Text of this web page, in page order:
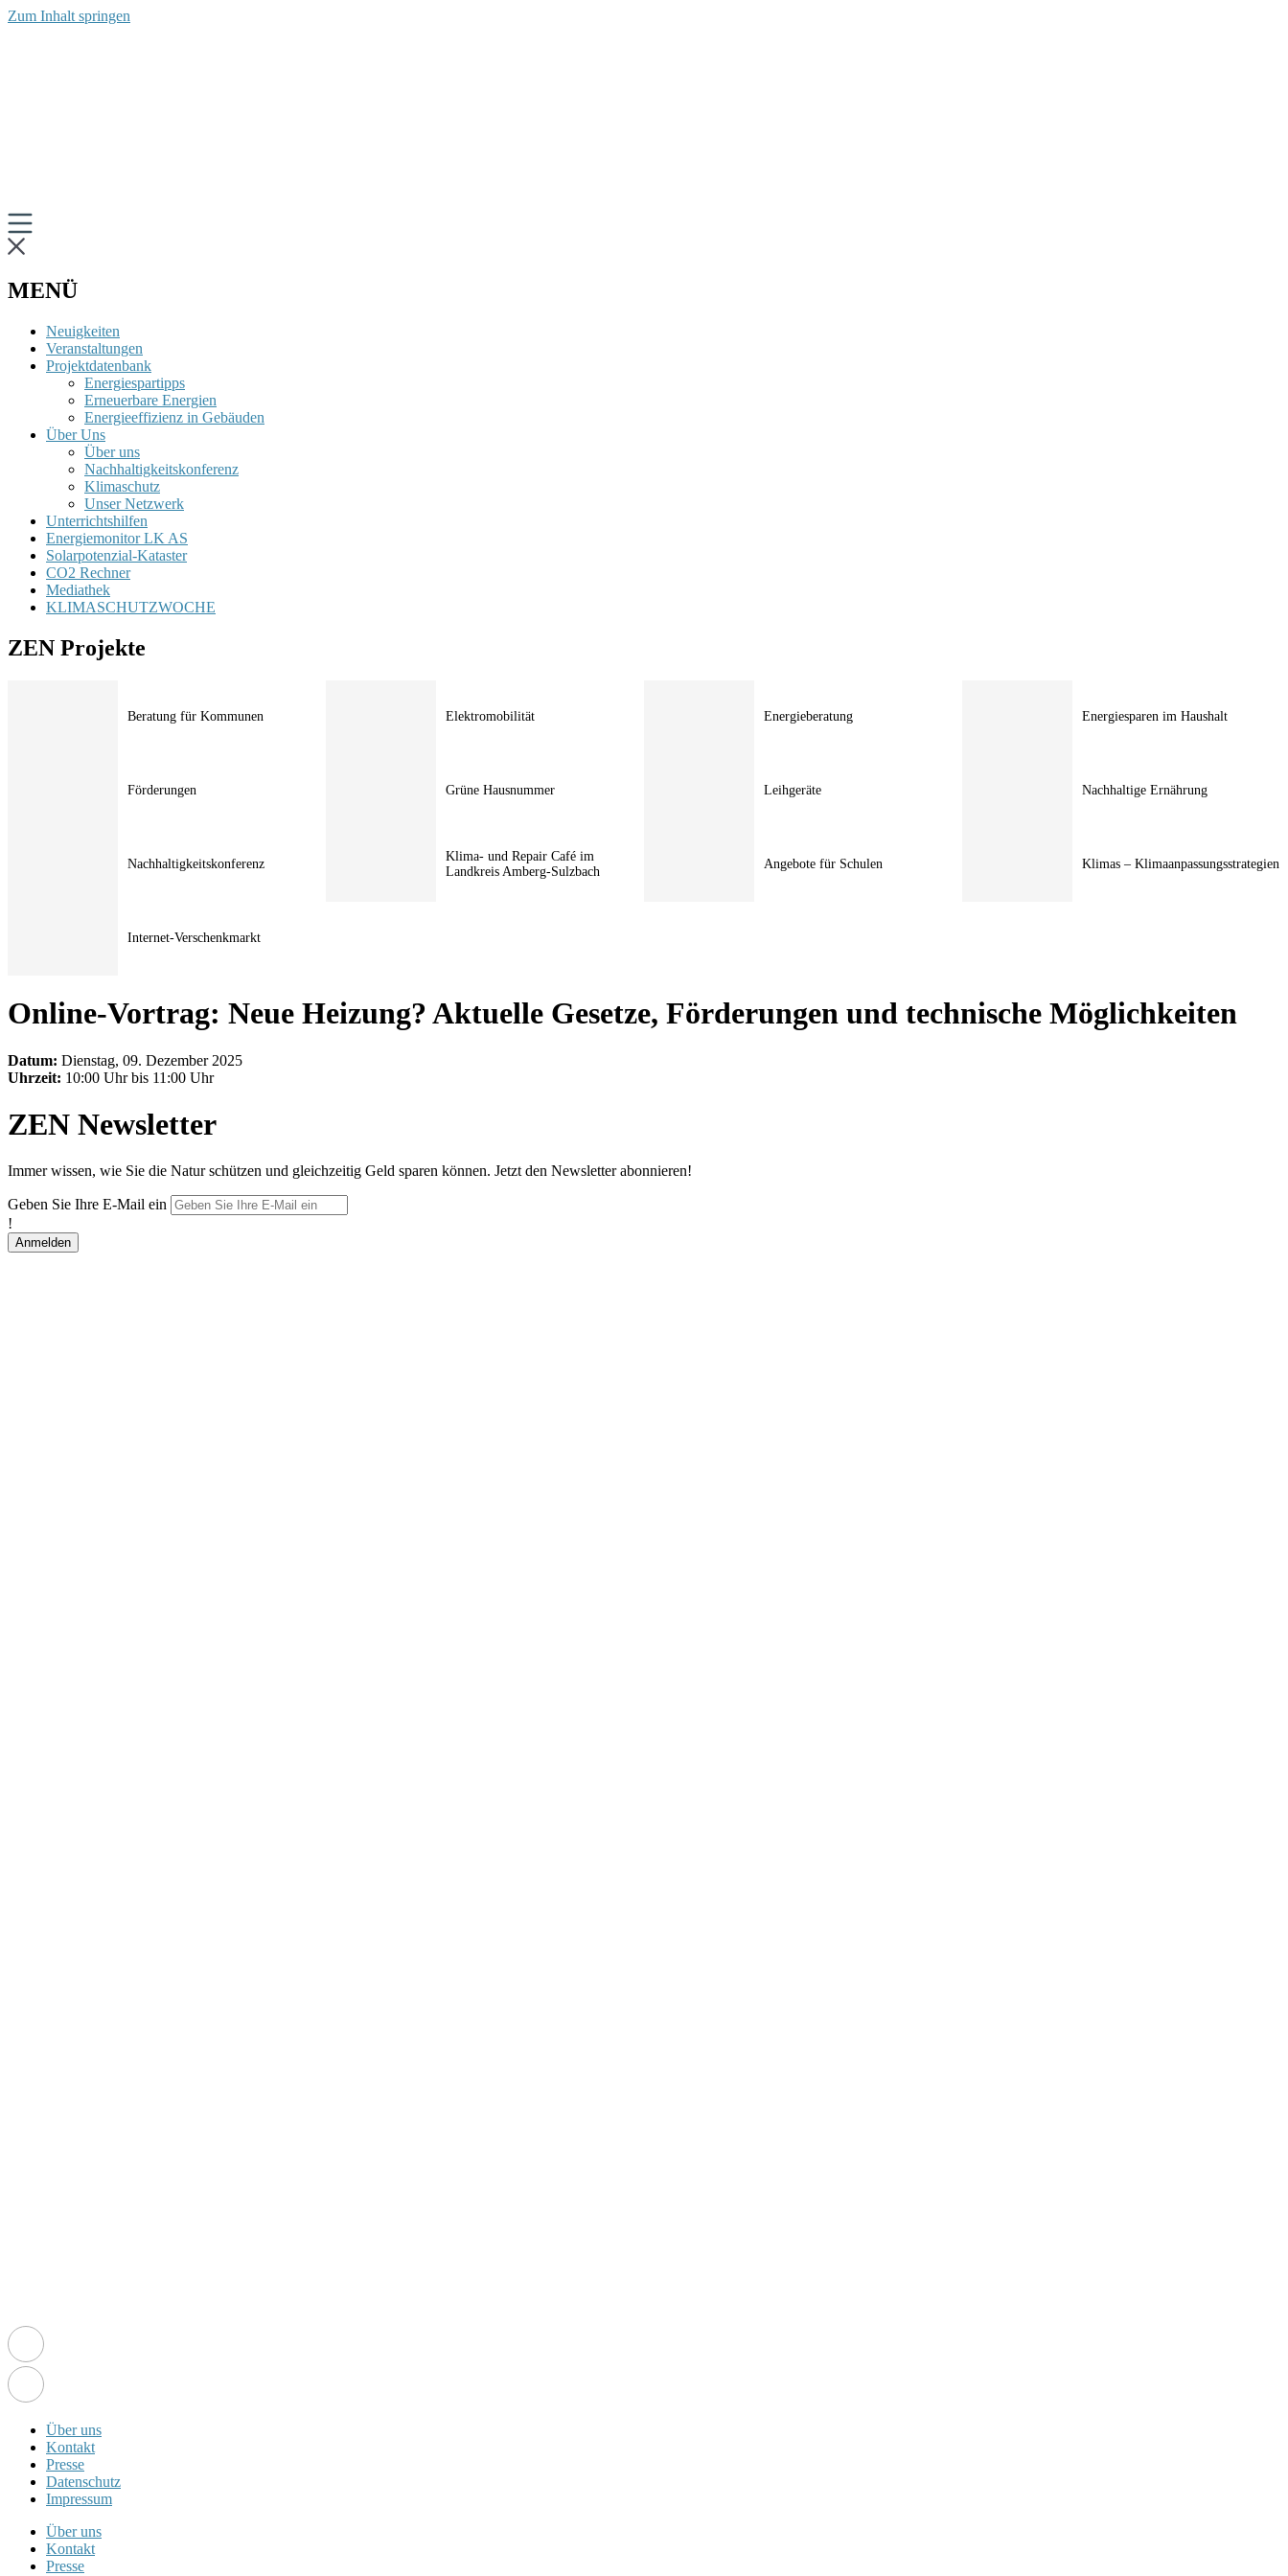
Zum Inhalt springen
MENÜ
Neuigkeiten
Veranstaltungen
Projektdatenbank
Energiespartipps
Erneuerbare Energien
Energieeffizienz in Gebäuden
Über Uns
Über uns
Nachhaltigkeitskonferenz
Klimaschutz
Unser Netzwerk
Unterrichtshilfen
Energiemonitor LK AS
Solarpotenzial-Kataster
CO2 Rechner
Mediathek
KLIMASCHUTZWOCHE
ZEN Projekte
Beratung für Kommunen Elektromobilität Energieberatung Energiesparen im Haushalt
Förderungen Grüne Hausnummer Leihgeräte Nachhaltige Ernährung
Nachhaltigkeitskonferenz
Klima- und Repair Café im
Landkreis Amberg-Sulzbach
Angebote für Schulen Klimas – Klimaanpassungsstrategien
Internet-Verschenkmarkt
Online-Vortrag: Neue Heizung? Aktuelle Gesetze, Förderungen und technische Möglichkeiten
Datum: Dienstag, 09. Dezember 2025
Uhrzeit: 10:00 Uhr bis 11:00 Uhr
ZEN Newsletter
Immer wissen, wie Sie die Natur schützen und gleichzeitig Geld sparen können. Jetzt den Newsletter abonnieren!
Geben Sie Ihre E-Mail ein
!
Über uns
Kontakt
Presse
Datenschutz
Impressum
Über uns
Kontakt
Presse